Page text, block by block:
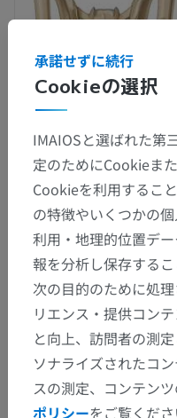
解剖学的階層
獣医解剖学
関節学> 後肢の関節>
下位構造：この解剖
せん
Cookieの選択
承諾せずに続行
IMAIOSと選ばれた第
定のためにCookieま
Cookieを利用するこ
の特徴やいくつかの
利用・地理的位置デ
報を分析し保存する
次の目的のために処
リエンス・提供コン
と向上、訪問者の測
ソナライズされたコ
スの測定、コンテン
ポリシーをご覧くださ